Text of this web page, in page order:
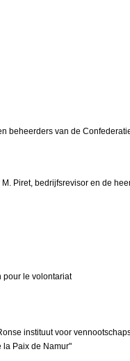
beheerders van de
Piret, bedrijfsrevisor en de
pour le volontariat
instituut voor
la Paix de Namur"